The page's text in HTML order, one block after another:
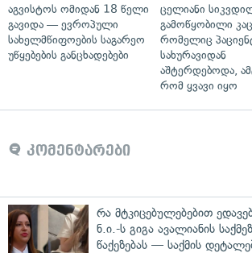
აგვისტოს ომიდან 18 წელი
გავიდა — ევროპული
სახელმწიფოების საგარეო
უწყებების განცხადებები
ცელიანი
გამოწყობილი
რომელიც
სახურავიდან
აშტერდებოდა,
რომ ყვავი იყო
კომენტარები
რა მტკიცებულებებით
ნ.ი.-ს გიგა ავალიანის
წაქეზებას — საქმის